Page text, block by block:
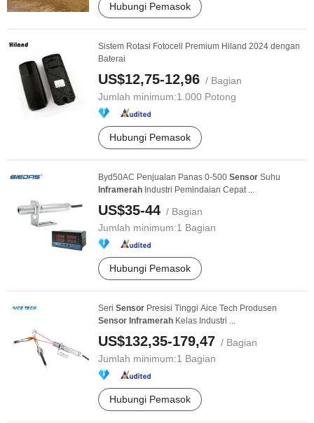
Hubungi Pemasok
Sistem Rotasi Fotocell Premium Hiland 2024 dengan
Baterai
US$12,75-12,96 / Bagian
Jumlah minimum:1.000 Potong
Hubungi Pemasok
Byd50AC Penjualan Panas 0-500 Sensor Suhu
Inframerah Industri Pemindaian Cepat ...
US$35-44 / Bagian
Jumlah minimum:1 Bagian
Hubungi Pemasok
Seri Sensor Presisi Tinggi Aice Tech Produsen
Sensor Inframerah Kelas Industri ...
US$132,35-179,47 / Bagian
Jumlah minimum:1 Bagian
Hubungi Pemasok